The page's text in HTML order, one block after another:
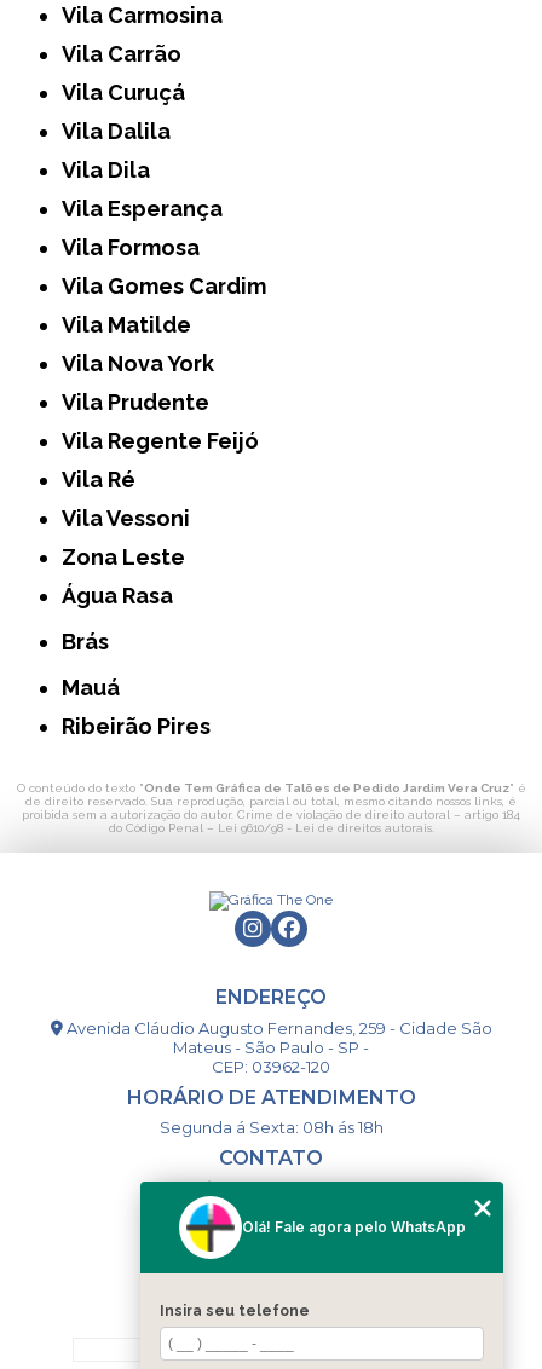
Vila Carmosina
Vila Carrão
Vila Curuçá
Vila Dalila
Vila Dila
Vila Esperança
Vila Formosa
Vila Gomes Cardim
Vila Matilde
Vila Nova York
Vila Prudente
Vila Regente Feijó
Vila Ré
Vila Vessoni
Zona Leste
Água Rasa
Brás
Mauá
Ribeirão Pires
O conteúdo do texto "Onde Tem Gráfica de Talões de Pedido Jardim Vera Cruz" é
de direito reservado. Sua reprodução, parcial ou total, mesmo citando nossos links, é
proibida sem a autorização do autor. Crime de violação de direito autoral – artigo 184
do Código Penal – Lei 9610/98 - Lei de direitos autorais.
ENDEREÇO
Avenida Cláudio Augusto Fernandes, 259 - Cidade São
Mateus - São Paulo - SP -
CEP: 03962-120
HORÁRIO DE ATENDIMENTO
Segunda á Sexta: 08h ás 18h
CONTATO
(11) 98993-9556
togsm1@gmail.com
MENU
HOME
Olá! Fale agora pelo WhatsApp
Insira seu telefone